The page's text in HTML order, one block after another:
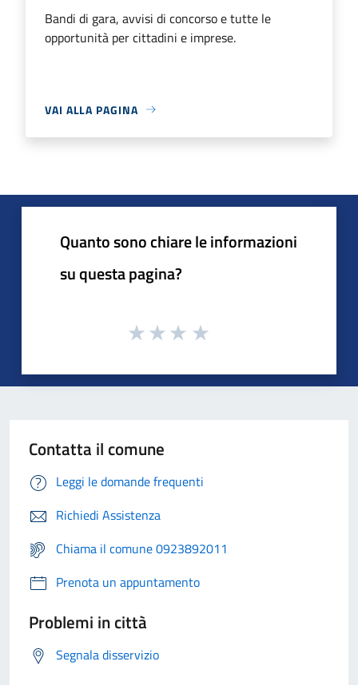
Bandi di gara, avvisi di concorso e tutte le
opportunità per cittadini e imprese.
VAI ALLA PAGINA
Quanto sono chiare le informazioni
su questa pagina?
Contatta il comune
Leggi le domande frequenti
Richiedi Assistenza
Chiama il comune 0923892011
Prenota un appuntamento
Problemi in città
Segnala disservizio